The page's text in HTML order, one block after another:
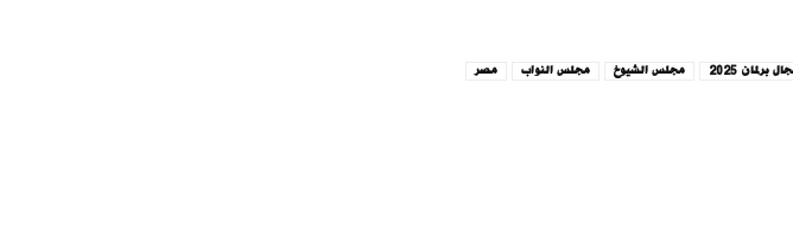
برلمان 2025 مجلس الشيوخ مجلس النواب مصر